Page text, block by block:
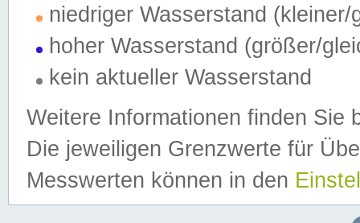
niedriger Wasserstand (kleiner/
hoher Wasserstand (größer/
kein aktueller Wasserstand
Weitere Informationen finden Sie
Die jeweiligen Grenzwerte für
Messwerten können in den